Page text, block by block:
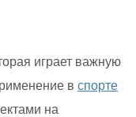
играет важную
в спорте
на